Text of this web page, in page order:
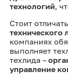
технологий,
Стоит
технического
компаниях
выполняет
техлида –
управление